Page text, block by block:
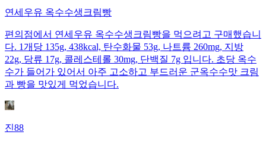
연세우유 옥수수생크림빵
편의점에서 연세우유 옥수수생크림빵을 먹으려고 구매했습니
다. 1개당 135g, 438kcal, 탄수화물 53g, 나트륨 260mg, 지방
22g, 당류 17g, 콜레스테롤 30mg, 단백질 7g 입니다. 초당 옥수
수가 들어가 있어서 아주 고소하고 부드러운 군옥수수맛 크림
과 빵을 맛있게 먹었습니다.
진88